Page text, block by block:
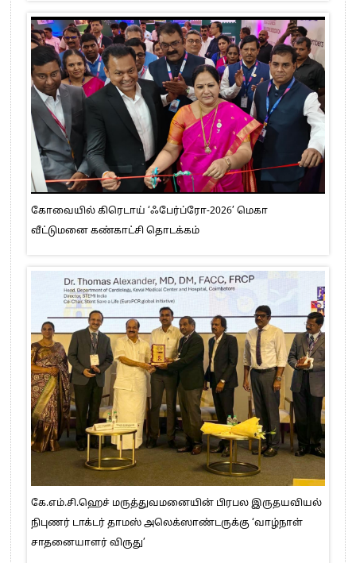
கோவையில் கிரெடாய் ‘ஃபேர்ப்ரோ-2026’ மெகா
வீட்டுமனை கண்காட்சி தொடக்கம்
கே.எம்.சி.ஹெச் மருத்துவமனையின் பிரபல இருதயவியல்
நிபுணர் டாக்டர் தாமஸ் அலெக்ஸாண்டருக்கு ‘வாழ்நாள்
சாதனையாளர் விருது’